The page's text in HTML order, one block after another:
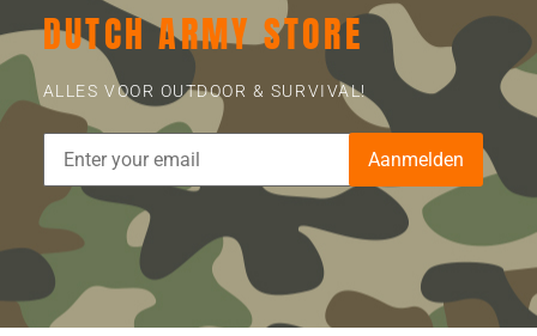
DUTCH ARMY STORE
ALLES VOOR OUTDOOR & SURVIVAL!
Aanmelden